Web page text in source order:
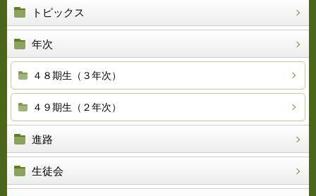
トピックス
年次
４８期生（３年次）
４９期生（２年次）
進路
生徒会